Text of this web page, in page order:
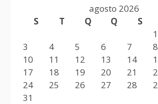
agosto 2026
S
T Q Q S
1
3
4 5 6 7 8
10
11 12 13 14
17
18 19 20 21
24
25 26 27 28
31